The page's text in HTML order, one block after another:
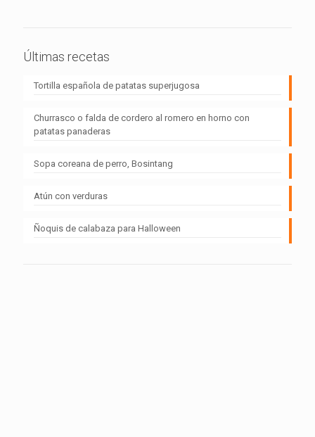
Últimas recetas
Tortilla española de patatas superjugosa
Churrasco o falda de cordero al romero en horno con
patatas panaderas
Sopa coreana de perro, Bosintang
Atún con verduras
Ñoquis de calabaza para Halloween